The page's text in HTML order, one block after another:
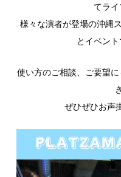
てラ
様々な演者が登場の沖縄
とイベン
使い方のご相談、ご要望
ぜひぜひお声